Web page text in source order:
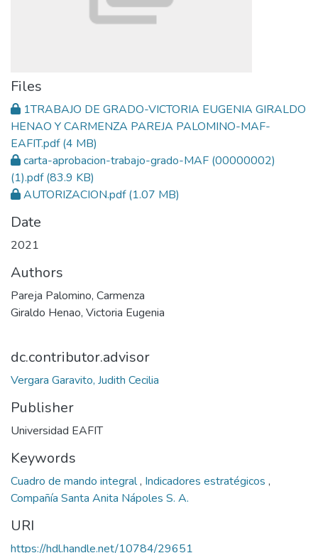
Files
1TRABAJO DE GRADO-VICTORIA EUGENIA GIRALDO
HENAO Y CARMENZA PAREJA PALOMINO-MAF-
EAFIT.pdf(4 MB)
carta-aprobacion-trabajo-grado-MAF (00000002)
(1).pdf(83.9 KB)
AUTORIZACION.pdf(1.07 MB)
Date
2021
Authors
Pareja Palomino, Carmenza
Giraldo Henao, Victoria Eugenia
dc.contributor.advisor
Vergara Garavito, Judith Cecilia
Publisher
Universidad EAFIT
Keywords
Cuadro de mando integral, Indicadores estratégicos ,
Compañía Santa Anita Nápoles S. A.
URI
https://hdl.handle.net/10784/29651